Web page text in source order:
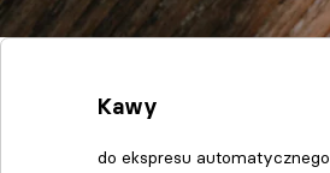
Kawy
do ekspresu automatycznego